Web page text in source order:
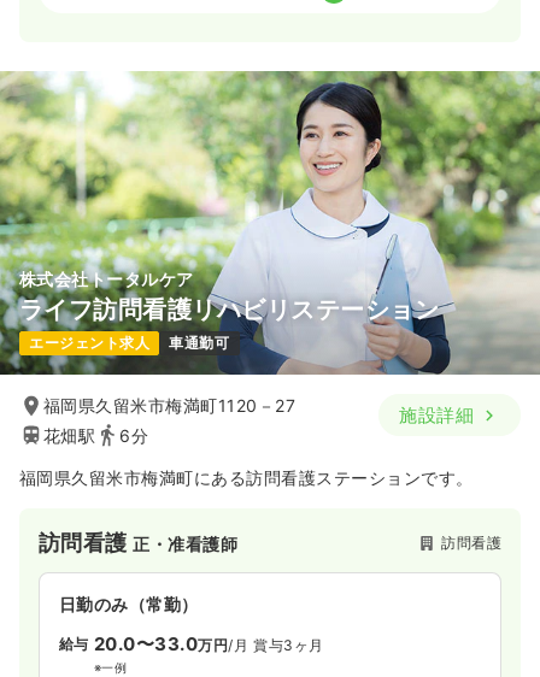
給与 24.3〜31.5 万円/月 賞与3ヶ月
※一例
時間 8:30～17:30
（休憩60分）
オンコールあり
月給31万円以上可
気になる 詳細を見る
外来正・准看護師 一般病院
日勤のみ（常勤） 一時募集休止
給与 19.7万円/月 賞与3ヶ月
※経験5年の例
時間 8:30～17:30
オンコールあり
ブランク可 月給25万円以上可
時給1,500
株式会社トータルケア
ライフ訪問看護リハビリステーション
エージェント求人 車通勤可
福岡県久留米市梅満町1120－27
花畑駅
6分
施設詳細
福岡県久留米市梅満町にある訪問看護ステーションです。
訪問看護正・准看護師 訪問看護
日勤のみ（常勤）
給与 20.0〜33.0万円/月 賞与3ヶ月
※一例